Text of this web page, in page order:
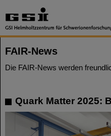
FAIR-News
Die FAIR-News werden
Quark Matter 2025: